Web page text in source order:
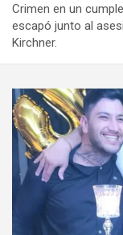
Crimen en un
escapó junto al
Kirchner.